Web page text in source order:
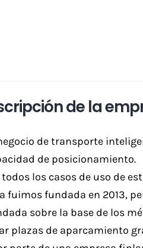
de la
de transporte
de posicionamiento.
todos los casos de uso de
fuimos fundada en 2013,
sobre la base de los
plazas de aparcamiento